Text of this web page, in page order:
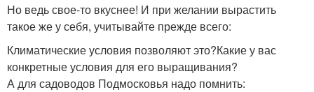
Но ведь свое-то вкуснее! И при желании вырастить
такое же у себя, учитывайте прежде всего:
Климатические условия позволяют это?Какие у вас
конкретные условия для его выращивания?
А для садоводов Подмосковья надо помнить: